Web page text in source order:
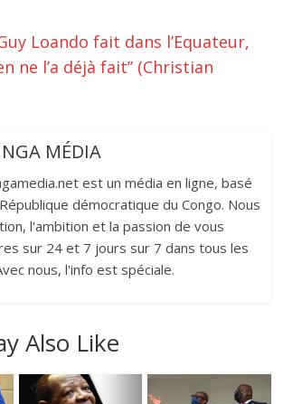
Guy Loando fait dans l’Equateur,
ne l’a déjà fait’’ (Christian
MÉDIA
est un média en ligne, basé
démocratique du Congo. Nous
l'ambition et la passion de vous
sur 24 et 7 jours sur 7 dans tous les
nous, l'info est spéciale.
Also Like